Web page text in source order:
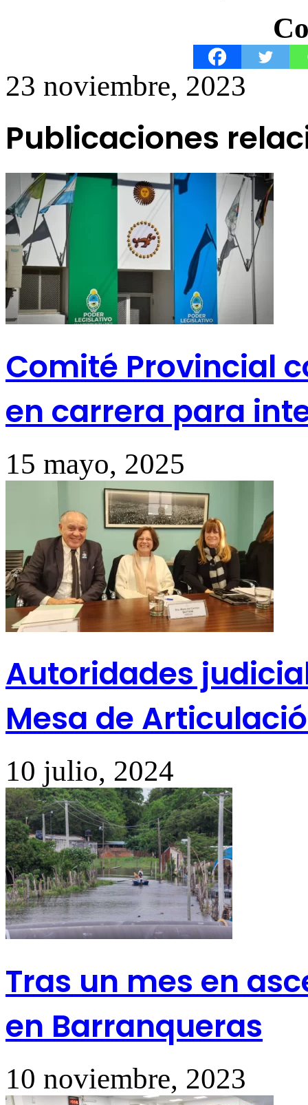
23 noviembre, 2023
Publicaciones
Comité Provincial
en carrera para
15 mayo, 2025
Autoridades
Mesa de
10 julio, 2024
Tras un mes en
en Barranqueras
10 noviembre, 2023